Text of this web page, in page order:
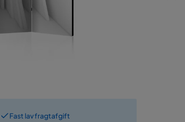
Fast lav fragtafgift